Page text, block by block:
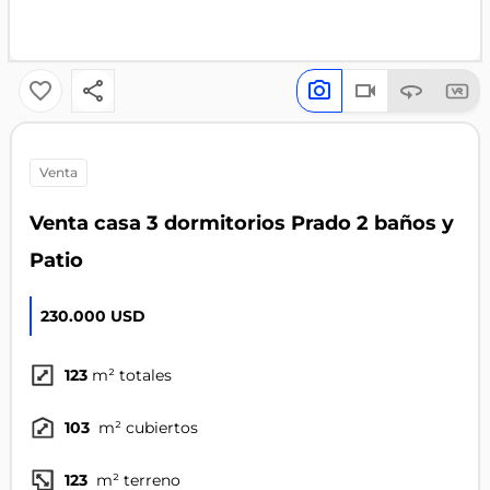
venta
Venta casa 3 dormitorios Prado 2 baños y
Patio
230.000 USD
123 m² totales
103 m² cubiertos
123 m² terreno